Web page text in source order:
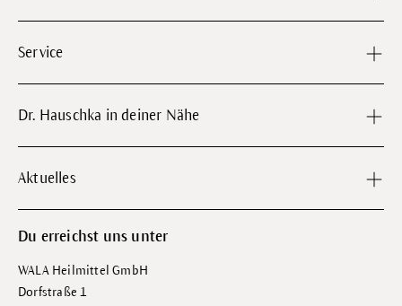
Service
Dr. Hauschka in deiner Nähe
Aktuelles
Du erreichst uns unter
WALA Heilmittel GmbH
Dorfstraße 1